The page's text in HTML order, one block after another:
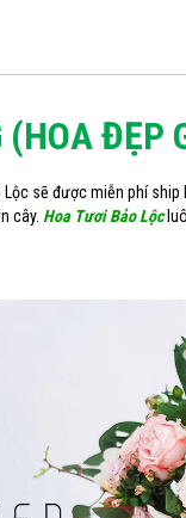
ĐẸP
sẽ được miễn phí
cây. Hoa Tươi Bảo Lộc